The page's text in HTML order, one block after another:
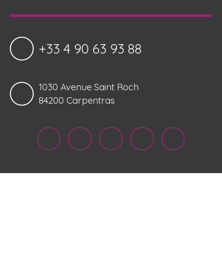
+33 4 90 63 93 88
1030 Avenue Saint Roch
84200 Carpentras